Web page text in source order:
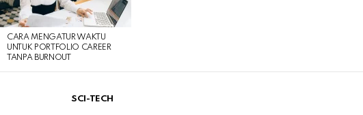
CARA MENGATUR WAKTU
UNTUK PORTFOLIO CAREER
TANPA BURNOUT
SCI-TECH